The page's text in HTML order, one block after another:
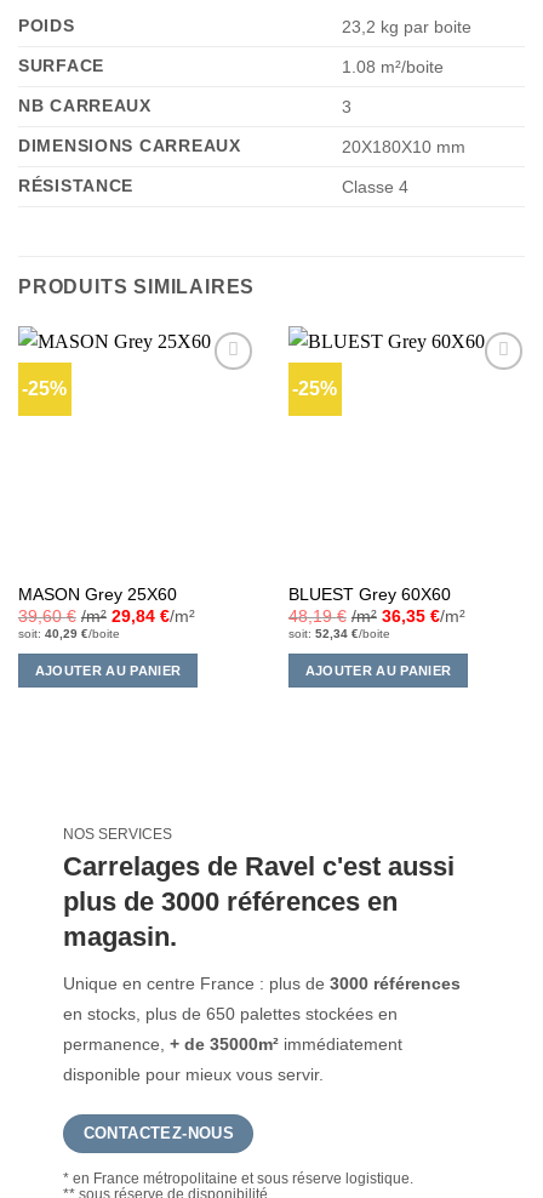
POIDS
23,2 kg par boite
SURFACE
1.08 m²/boite
NB CARREAUX
3
DIMENSIONS CARREAUX
20X180X10 mm
RÉSISTANCE
Classe 4
PRODUITS SIMILAIRES
-25%
MASON Grey 25X60
39,60€ /m² 29,84 €/m²
soit: 40,29 €/boite
AJOUTER AU PANIER
-25%
BLUEST Grey 60X60
48,19€ /m² 36,35 €/m²
soit: 52,34 €/boite
AJOUTER AU PANIER
NOS SERVICES
Carrelages de Ravel c'est aussi
plus de 3000 références en
magasin.
Unique en centre France : plus de3000 références
en stocks, plus de 650 palettes stockées en
permanence,+ de 35000m² immédiatement
disponible pour mieux vous servir.
CONTACTEZ-NOUS
* en France métropolitaine et sous réserve logistique.
** sous réserve de disponibilité.